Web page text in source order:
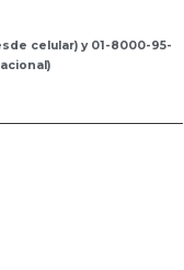
celular) y 01-8000-95-